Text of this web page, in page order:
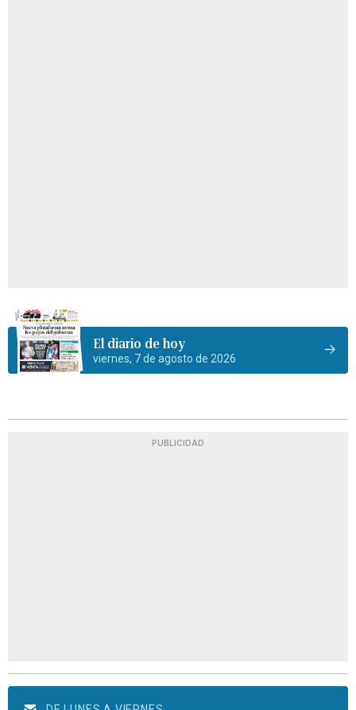
El diario de hoy
viernes, 7 de agosto de 2026
PUBLICIDAD